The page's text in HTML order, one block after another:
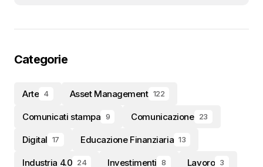
Categorie
Arte 4 Asset Management 122
Comunicati stampa 9 Comunicazione 23
Digital 17 Educazione Finanziaria 13
Industria 4.0 24 Investimenti 8 Lavoro 3